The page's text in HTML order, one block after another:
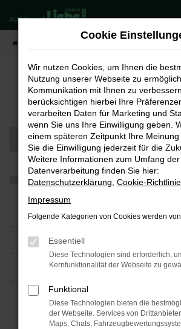
Zum
Hauptinhalt
springen
Fahrzeugmarkt
Cookie
Wir nutzen Cookies, um Ihnen die
Nutzung unserer Webseite zu
Kommunikation mit Ihnen zu
berücksichtigen hierbei Ihre
verarbeiten Daten für Marketing und
wenn Sie uns Ihre Einwilligung geben.
einem späteren Zeitpunkt Ihre
Sie die Einwilligung jederzeit für die
Weitere Informationen zum Umfang der
Datenverarbeitung finden Sie hier:
Datenschutzerklärung Cookie-Richtlinie
Impressum
Folgende Kategorien von Cookies werden
Essentiell
Diese Technologien sind erforderlich,
Kernfunktionalität der Webseite zu
Funktional
Diese Technologien bieten die
der Webseite. Services von
Maps, Chats,